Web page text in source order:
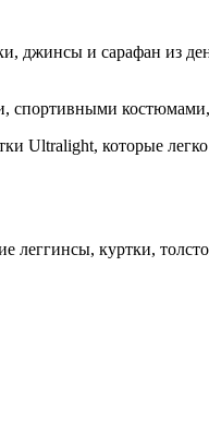
джинсы и сарафан из
спортивными
Ultralight, которые
куртки,